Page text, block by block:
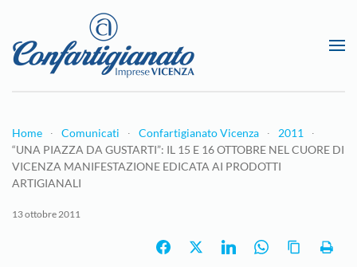
Passa al contenuto principale
Home Comunicati Confartigianato Vicenza
2011
“UNA PIAZZA DA GUSTARTI”: IL 15 E 16 OTTOBRE NEL CUORE DI
VICENZA MANIFESTAZIONE EDICATA AI PRODOTTI
ARTIGIANALI
13 ottobre 2011